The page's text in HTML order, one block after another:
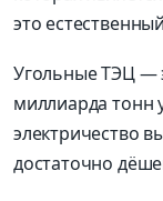
это
Угольные ТЭЦ —
миллиарда тонн
электричество
достаточно